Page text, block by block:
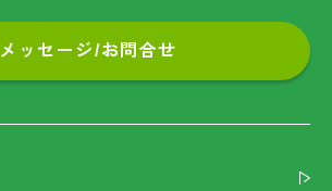
メッセージ/お問合せ